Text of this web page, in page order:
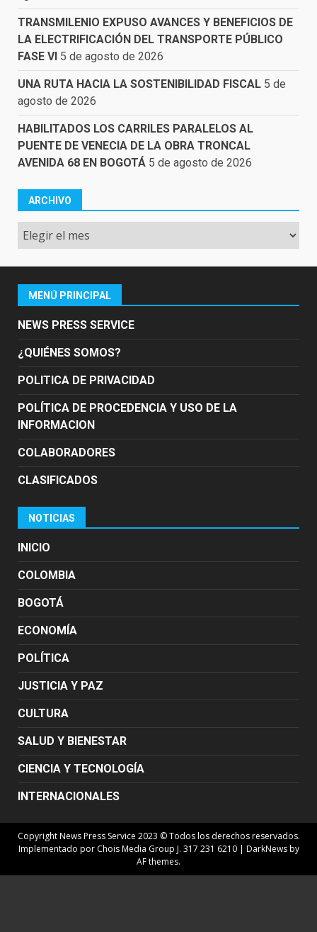
TRANSMILENIO EXPUSO AVANCES Y BENEFICIOS DE
LA ELECTRIFICACIÓN DEL TRANSPORTE PÚBLICO
FASE VI 5 de agosto de 2026
UNA RUTA HACIA LA SOSTENIBILIDAD FISCAL 5 de
agosto de 2026
HABILITADOS LOS CARRILES PARALELOS AL
PUENTE DE VENECIA DE LA OBRA TRONCAL
AVENIDA 68 EN BOGOTÁ 5 de agosto de 2026
ARCHIVO
Archivo
MENÚ PRINCIPAL
NEWS PRESS SERVICE
¿QUIÉNES SOMOS?
POLITICA DE PRIVACIDAD
POLÍTICA DE PROCEDENCIA Y USO DE LA
INFORMACION
COLABORADORES
CLASIFICADOS
NOTICIAS
INICIO
COLOMBIA
BOGOTÁ
ECONOMÍA
POLÍTICA
JUSTICIA Y PAZ
CULTURA
SALUD Y BIENESTAR
CIENCIA Y TECNOLOGÍA
INTERNACIONALES
Copyright News Press Service 2023 © Todos los derechos reservados.
Implementado por Chois Media Group J. 317 231 6210
DarkNewsby
AF themes.